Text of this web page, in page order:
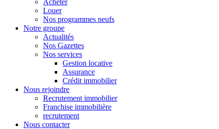
Acheter
Louer
Nos programmes neufs
Notre groupe
Actualités
Nos Gazettes
Nos services
Gestion locative
Assurance
Crédit immobilier
Nous rejoindre
Recrutement immobilier
Franchise immobilière
recrutement
Nous contacter